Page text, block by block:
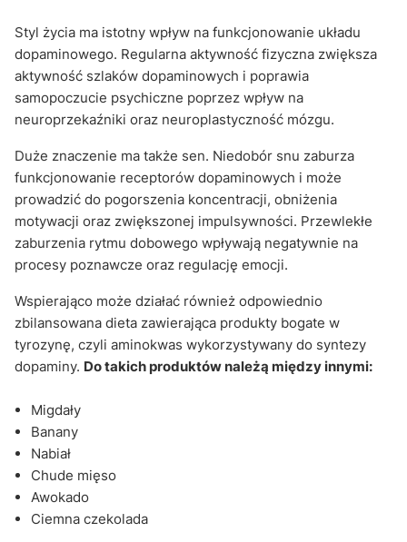
Styl życia ma istotny wpływ na funkcjonowanie układu
dopaminowego. Regularna aktywność fizyczna zwiększa
aktywność szlaków dopaminowych i poprawia
samopoczucie psychiczne poprzez wpływ na
neuroprzekaźniki oraz neuroplastyczność mózgu.
Duże znaczenie ma także sen. Niedobór snu zaburza
funkcjonowanie receptorów dopaminowych i może
prowadzić do pogorszenia koncentracji, obniżenia
motywacji oraz zwiększonej impulsywności. Przewlekłe
zaburzenia rytmu dobowego wpływają negatywnie na
procesy poznawcze oraz regulację emocji.
Wspierająco może działać również odpowiednio
zbilansowana dieta zawierająca produkty bogate w
tyrozynę, czyli aminokwas wykorzystywany do syntezy
dopaminy. Do takich produktów należą między innymi:
Migdały
Banany
Nabiał
Chude mięso
Awokado
Ciemna czekolada